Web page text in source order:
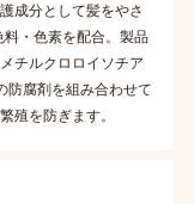
成分として髪をやさ
・色素を配合。製品
チルクロロイソチア
防腐剤を組み合わせて
殖を防ぎます。